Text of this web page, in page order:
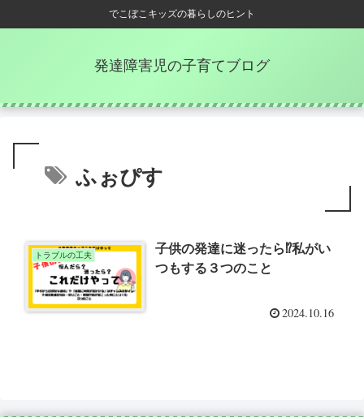
でこぼこキッズの暮らしのヒント
発達障害児の子育てブログ
ふぉぴす
トラブルの工夫
子供の発達に迷ったら⁉私がい
つもする３つのこと
2024.10.16